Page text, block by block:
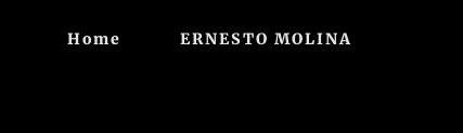
Home ERNESTO MOLINA